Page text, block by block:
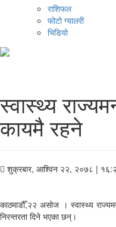
राशिफल
फोटो ग्यालरी
भिडियो
स्वास्थ्य
कायमै रहने
शुक्रबार, आश्विन २२, २०७८ |
काठमाडौँ,२२ असोज । स्वास्थ्य
निरन्तरता दिने भएका छन्।